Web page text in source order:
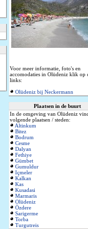
Voor meer informatie, foto's en
accomodaties in Olüdeniz klik op
links:
Olüdeniz bij Neckermann
Plaatsen in de buurt
In de omgeving van Olüdeniz
volgende plaatsen / steden:
Altinkum
Bitez
Bodrum
Cesme
Dalyan
Fethiye
Gümbet
Gumuldur
Içmeler
Kalkan
Kas
Kusadasi
Marmaris
Olüdeniz
Özdere
Sarigerme
Torba
Turgutreis